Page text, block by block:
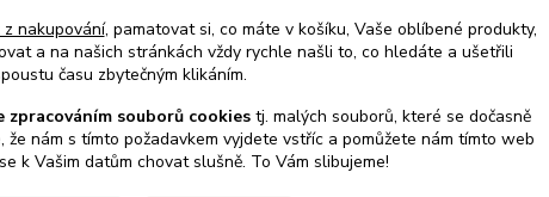
nakupování, pamatovat si, co máte v košíku, Vaše oblíbené produkty,
a na našich stránkách vždy rychle našli to, co hledáte a ušetřili
času zbytečným klikáním.
zpracováním souborů cookies tj. malých souborů, které se dočasně
že nám s tímto požadavkem vyjdete vstříc a pomůžete nám tímto web
k Vašim datům chovat slušně. To Vám slibujeme!